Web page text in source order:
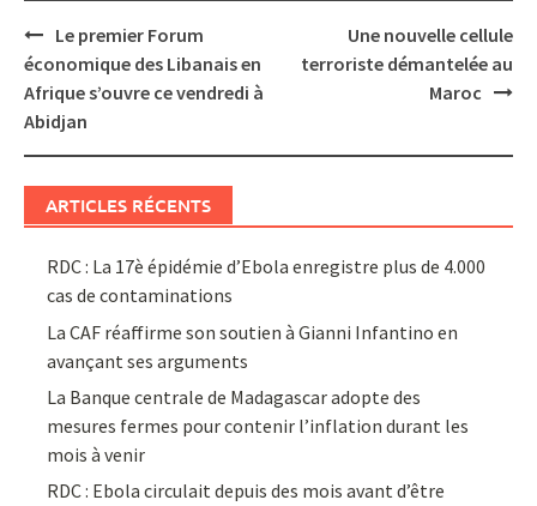
Post
navigation
Le premier Forum
économique des Libanais en
Afrique s’ouvre ce vendredi à
Abidjan
Une nouvelle cellule
terroriste démantelée au
Maroc
ARTICLES RÉCENTS
RDC : La 17è épidémie d’Ebola enregistre plus de 4.000
cas de contaminations
La CAF réaffirme son soutien à Gianni Infantino en
avançant ses arguments
La Banque centrale de Madagascar adopte des
mesures fermes pour contenir l’inflation durant les
mois à venir
RDC : Ebola circulait depuis des mois avant d’être